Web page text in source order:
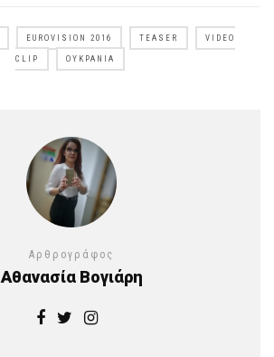
EUROVISION 2016 TEASER VIDEO
CLIP ΟΥΚΡΑΝΊΑ
Αρθρογράφος
Αθανασία Βογιάρη